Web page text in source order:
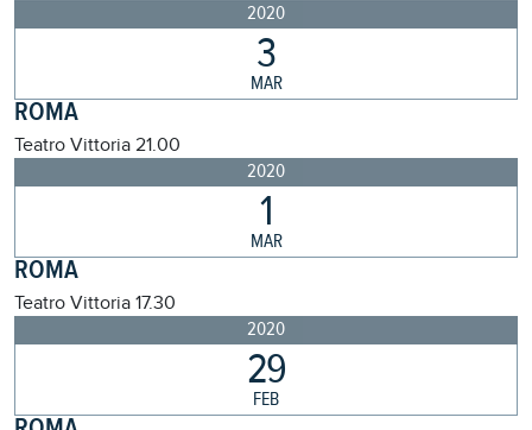
2020
3
MAR
ROMA
Teatro Vittoria 21.00
2020
1
MAR
ROMA
Teatro Vittoria 17.30
2020
29
FEB